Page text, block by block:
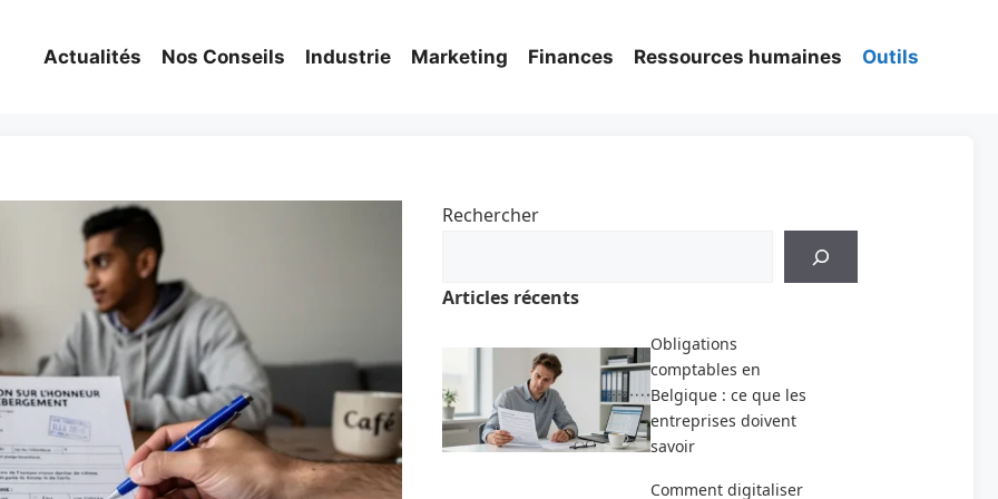
Actualités Nos Conseils Industrie Marketing Finances Ressources humaines Outils
Rechercher
Articles récents
Obligations
comptables en
Belgique : ce que les
entreprises doivent
savoir
Comment digitaliser